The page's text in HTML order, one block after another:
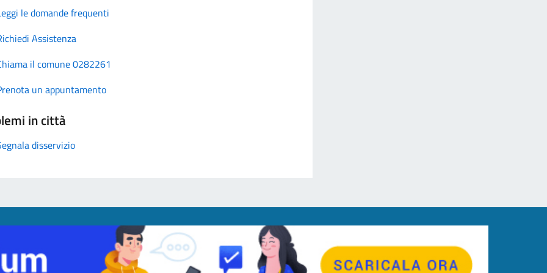
le domande frequenti
Assistenza
il comune 0282261
un appuntamento
in città
disservizio